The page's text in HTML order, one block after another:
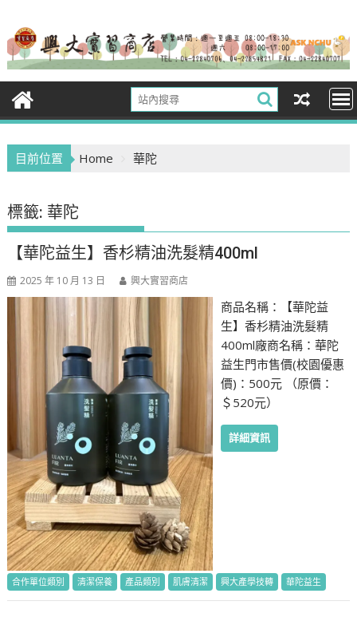
content
目前位置 Home 華陀
標籤: 華陀
【華陀益生】香杉精油洗髮精400ml
2025 年 10 月 13 日 興大實習商店
商品名稱：【華陀益
生】香杉精油洗髮精
400ml廠商名稱：華陀
益生門市售價(校園優惠
價)：500元 （原價：
＄520元）
詳細資訊
合作單位類別 清潔保養 產品類別 肌膚清潔 興大產學技轉 華陀益生